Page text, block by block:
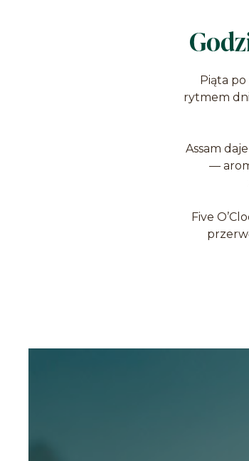
Piąta
rytmem
Assam
—
Five